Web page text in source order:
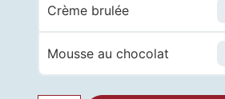
Crème brulée
Mousse au chocolat